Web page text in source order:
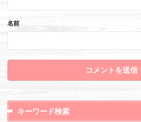
名前
キーワード検索